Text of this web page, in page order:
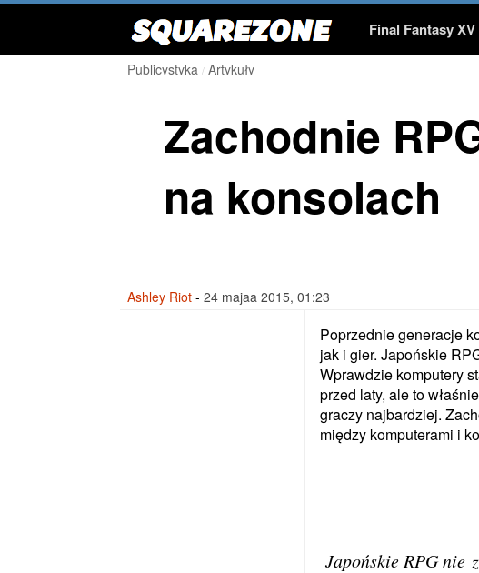
Squarezone Final Fantasy XV
Publicystyka Fanfiki Artykuły
Galerie Cosplay Tapety FanArt
Publicystyka Artykuły
Zachodnie
na konsolach
Ashley Riot - 24 majaa 2015, 01:23
Poprzednie generacje
jak i gier. Japońskie
Wprawdzie komputery
przed laty, ale to
graczy najbardziej.
między komputerami i
Japońskie RPG nie